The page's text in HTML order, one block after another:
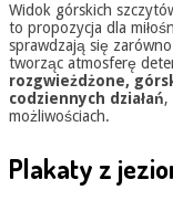
Widok górskich
to propozycja dla
sprawdzają się
tworząc atmosferę
rozgwieżdżone,
codziennych działań,
możliwościach.
Plakaty z